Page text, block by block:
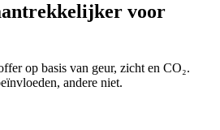
voor
op basis van geur, zicht en CO₂.
andere niet.